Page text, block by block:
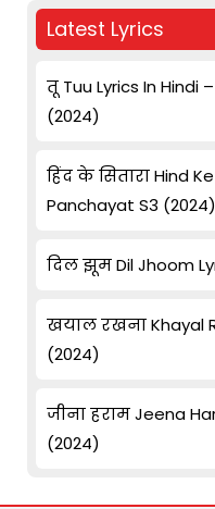
Latest Lyrics
तू Tuu Lyrics In Hindi
(2024)
हिंद के सितारा Hind
Panchayat S3 (2024)
दिल झूम Dil Jhoom
खयाल रखना Khayal
(2024)
जीना हराम Jeena
(2024)